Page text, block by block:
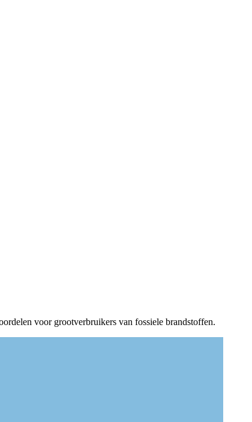
voor grootverbruikers van fossiele brandstoffen.